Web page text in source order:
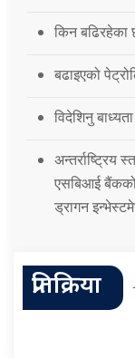
किन बढिरहेका
बढाइएको
विदेशिनु
अन्तर्राष्ट्रिय
एसबिआई
ड्रागन
प्रतिक्रिया